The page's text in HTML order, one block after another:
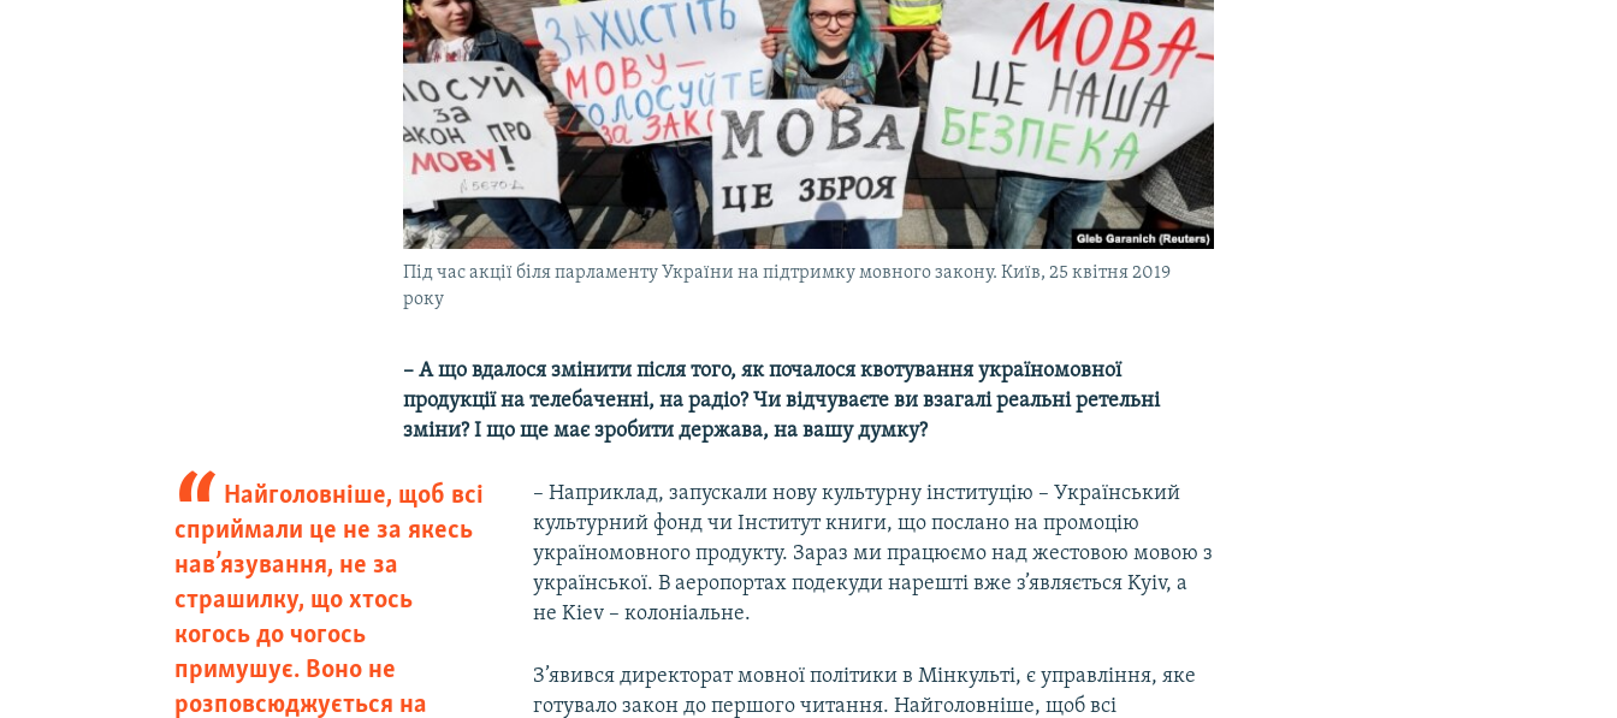
Під час акції біля парламенту України на підтримку мовного закону. Київ, 25 квітня 2019
року
– А що вдалося змінити після того, як почалося квотування україномовної
продукції на телебаченні, на радіо? Чи відчуваєте ви взагалі реальні ретельні
зміни? І що ще має зробити держава, на вашу думку?
Найголовніше, щоб всі
сприймали це не за якесь
нав’язування, не за
страшилку, що хтось
когось до чогось
примушує. Воно не
розповсюджується на
– Наприклад, запускали нову культурну інституцію – Український
культурний фонд чи Інститут книги, що послано на промоцію
україномовного продукту. Зараз ми працюємо над жестовою мовою з
української. В аеропортах подекуди нарешті вже з’являється Kyiv, а
не Kiev – колоніальне.
З’явився директорат мовної політики в Мінкульті, є управління, яке
готувало закон до першого читання. Найголовніше, щоб всі